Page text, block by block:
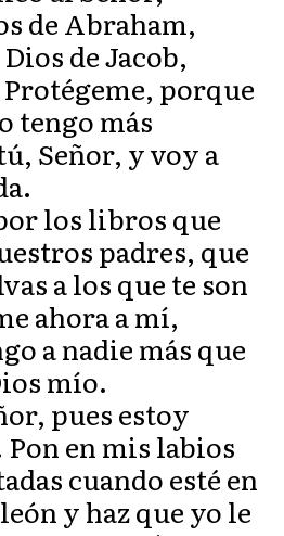
de Abraham,
de Jacob,
Protégeme, porque
tengo más
Señor, y voy a
los libros que
padres, que
a los que te son
ahora a mí,
a nadie más que
mío.
pues estoy
en mis labios
cuando esté en
y haz que yo le